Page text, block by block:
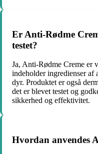
Er Anti-Rødme
testet?
Ja, Anti-Rødme Creme er
indeholder ingredienser af
dyr. Produktet er også
det er blevet testet og
sikkerhed og effektivitet.
Hvordan anvendes